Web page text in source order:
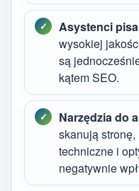
Asystenci
wysokiej
są
kątem SEO.
Narzędzia do
skanują
techniczne i
negatywnie